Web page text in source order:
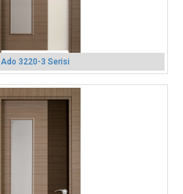
Ado 3220-3 Serisi